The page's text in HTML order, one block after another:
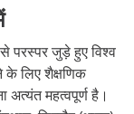
से परस्पर जुड़े हुए विश्व
के लिए शैक्षणिक
अत्यंत महत्वपूर्ण है।